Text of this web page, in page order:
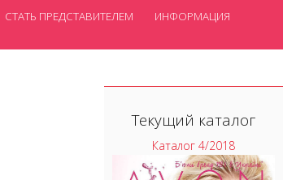
СТАТЬ ПРЕДСТАВИТЕЛЕМ ИНФОРМАЦИЯ
Текущий каталог
Каталог 4/2018